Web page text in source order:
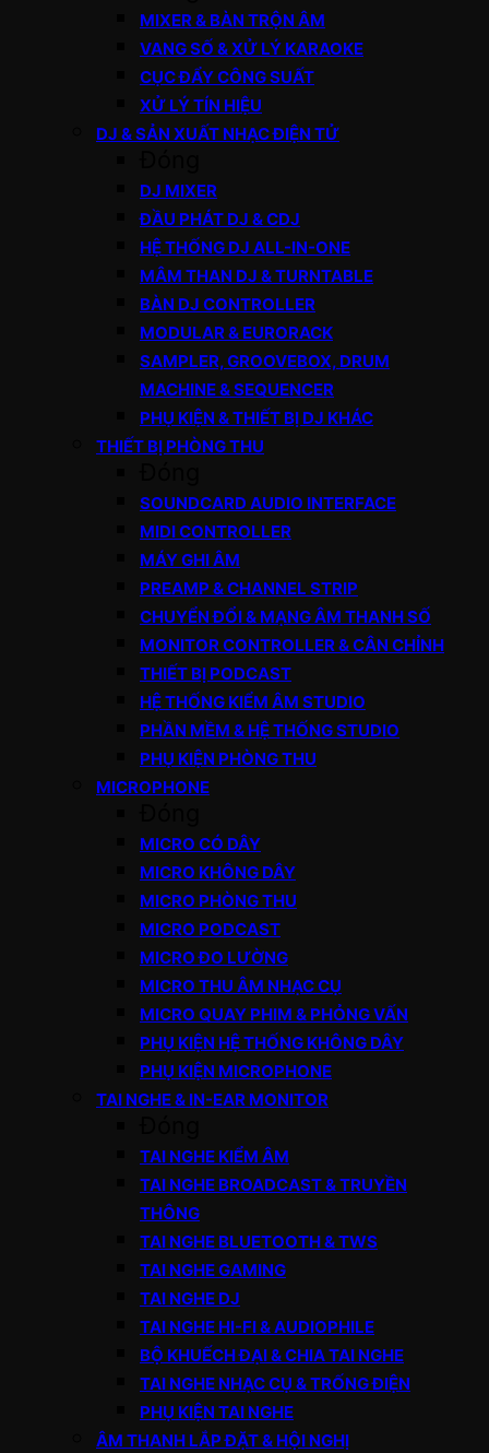
MIXER & BÀN TRỘN ÂM
VANG SỐ & XỬ LÝ KARAOKE
CỤC ĐẨY CÔNG SUẤT
XỬ LÝ TÍN HIỆU
DJ & SẢN XUẤT NHẠC ĐIỆN TỬ
DJ MIXER
ĐẦU PHÁT DJ & CDJ
HỆ THỐNG DJ ALL-IN-ONE
MÂM THAN DJ & TURNTABLE
BÀN DJ CONTROLLER
MODULAR & EURORACK
SAMPLER, GROOVEBOX, DRUM
MACHINE & SEQUENCER
PHỤ KIỆN & THIẾT BỊ DJ KHÁC
THIẾT BỊ PHÒNG THU
SOUNDCARD AUDIO INTERFACE
MIDI CONTROLLER
MÁY GHI ÂM
PREAMP & CHANNEL STRIP
CHUYỂN ĐỔI & MẠNG ÂM THANH SỐ
MONITOR CONTROLLER & CÂN CHỈNH
THIẾT BỊ PODCAST
HỆ THỐNG KIỂM ÂM STUDIO
PHẦN MỀM & HỆ THỐNG STUDIO
PHỤ KIỆN PHÒNG THU
MICROPHONE
MICRO CÓ DÂY
MICRO KHÔNG DÂY
MICRO PHÒNG THU
MICRO PODCAST
MICRO ĐO LƯỜNG
MICRO THU ÂM NHẠC CỤ
MICRO QUAY PHIM & PHỎNG VẤN
PHỤ KIỆN HỆ THỐNG KHÔNG DÂY
PHỤ KIỆN MICROPHONE
TAI NGHE & IN-EAR MONITOR
TAI NGHE KIỂM ÂM
TAI NGHE BROADCAST & TRUYỀN
THÔNG
TAI NGHE BLUETOOTH & TWS
TAI NGHE GAMING
TAI NGHE DJ
TAI NGHE HI-FI & AUDIOPHILE
BỘ KHUẾCH ĐẠI & CHIA TAI NGHE
TAI NGHE NHẠC CỤ & TRỐNG ĐIỆN
PHỤ KIỆN TAI NGHE
ÂM THANH LẮP ĐẶT & HỘI NGHỊ